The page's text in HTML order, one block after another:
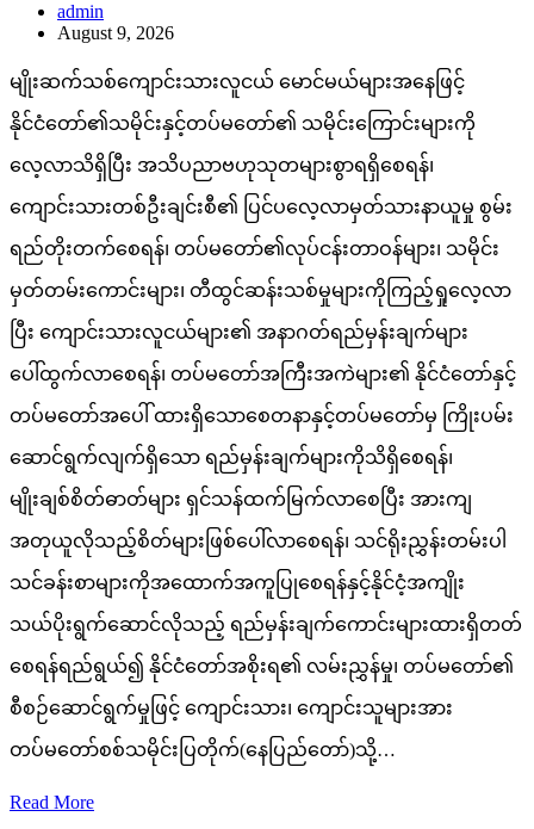
admin
August 9, 2026
မျိုးဆက်သစ်ကျောင်းသားလူငယ် မောင်မယ်များအနေဖြင့်
နိုင်ငံတော်၏သမိုင်းနှင့်တပ်မတော်၏ သမိုင်းကြောင်းများကို
လေ့လာသိရှိပြီး အသိပညာဗဟုသုတများစွာရရှိစေရန်၊
ကျောင်းသားတစ်ဦးချင်းစီ၏ ပြင်ပလေ့လာမှတ်သားနာယူမှု စွမ်း
ရည်တိုးတက်စေရန်၊ တပ်မတော်၏လုပ်ငန်းတာဝန်များ၊ သမိုင်း
မှတ်တမ်းကောင်းများ၊ တီထွင်ဆန်းသစ်မှုများကိုကြည့်ရှုလေ့လာ
ပြီး ကျောင်းသားလူငယ်များ၏ အနာဂတ်ရည်မှန်းချက်များ
ပေါ်ထွက်လာစေရန်၊ တပ်မတော်အကြီးအကဲများ၏ နိုင်ငံတော်နှင့်
တပ်မတော်အပေါ် ထားရှိသောစေတနာနှင့်တပ်မတော်မှ ကြိုးပမ်း
ဆောင်ရွက်လျက်ရှိသော ရည်မှန်းချက်များကိုသိရှိစေရန်၊
မျိုးချစ်စိတ်ဓာတ်များ ရှင်သန်ထက်မြက်လာစေပြီး အားကျ
အတုယူလိုသည့်စိတ်များဖြစ်ပေါ်လာစေရန်၊ သင်ရိုးညွှန်းတမ်းပါ
သင်ခန်းစာများကိုအထောက်အကူပြုစေရန်နှင့်နိုင်ငံ့အကျိုး
သယ်ပိုးရွက်ဆောင်လိုသည့် ရည်မှန်းချက်ကောင်းများထားရှိတတ်
စေရန်ရည်ရွယ်၍ နိုင်ငံတော်အစိုးရ၏ လမ်းညွှန်မှု၊ တပ်မတော်၏
စီစဉ်ဆောင်ရွက်မှုဖြင့် ကျောင်းသား၊ ကျောင်းသူများအား
တပ်မတော်စစ်သမိုင်းပြတိုက်(နေပြည်တော်)သို့…
Read More